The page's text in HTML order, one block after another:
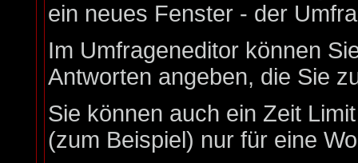
ein neues Fenster - der
Im Umfrageneditor können
Antworten angeben, die Sie
Sie können auch ein Zeit
(zum Beispiel) nur für eine